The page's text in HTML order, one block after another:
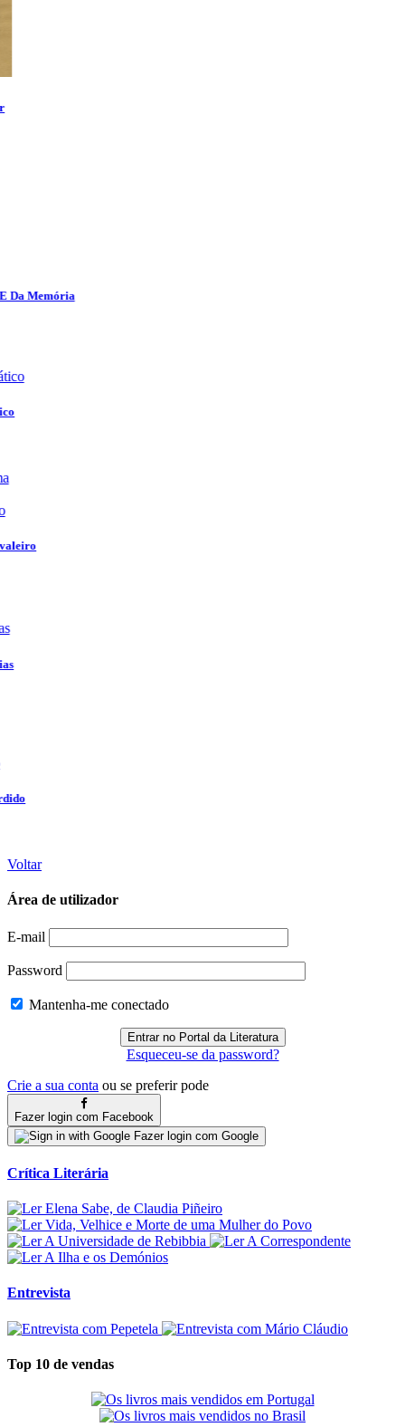
Voltar
Área de utilizador
E-mail
Password
Mantenha-me conectado
Esqueceu-se da password?
Crie a sua conta ou se preferir pode
Fazer login com Facebook
Fazer login com Google
Crítica Literária
Entrevista
Top 10 de vendas